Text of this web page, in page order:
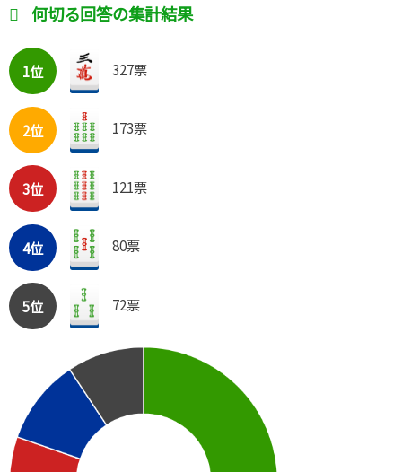
何切る回答の集計結果
1位 327票
2位 173票
3位 121票
4位 80票
5位 72票